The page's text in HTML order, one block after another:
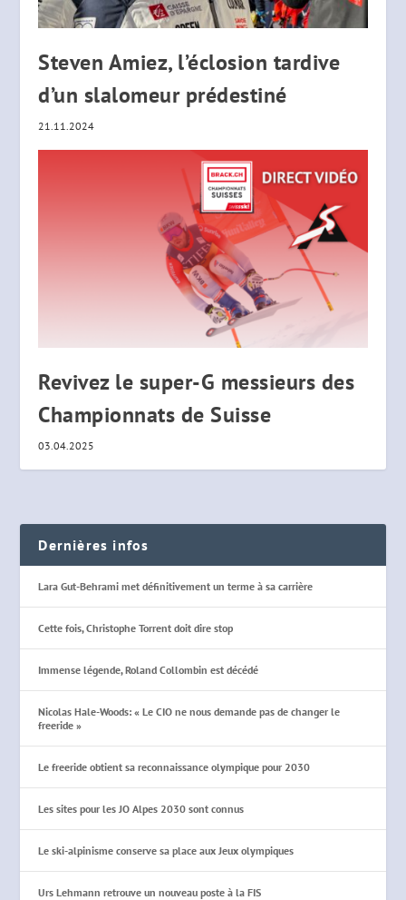
Steven Amiez, l’éclosion tardive
d’un slalomeur prédestiné
21.11.2024
Revivez le super-G messieurs des
Championnats de Suisse
03.04.2025
Dernières infos
Lara Gut-Behrami met définitivement un terme à sa carrière
Cette fois, Christophe Torrent doit dire stop
Immense légende, Roland Collombin est décédé
Nicolas Hale-Woods: « Le CIO ne nous demande pas de changer le
freeride »
Le freeride obtient sa reconnaissance olympique pour 2030
Les sites pour les JO Alpes 2030 sont connus
Le ski-alpinisme conserve sa place aux Jeux olympiques
Urs Lehmann retrouve un nouveau poste à la FIS